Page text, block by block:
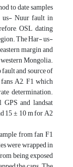
to date samples
us- Nuur fault in
OSL dating
The Har- us-
margin and
Mongolia.
and source of
A2, F1 which
determination.
and landsat
15 ± 10 m for A2
from fan F1
were wrapped in
being exposed